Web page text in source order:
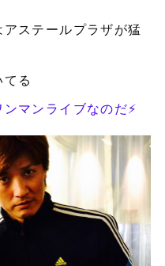
ステールプラザが猛
る
マンライブなのだ⚡️